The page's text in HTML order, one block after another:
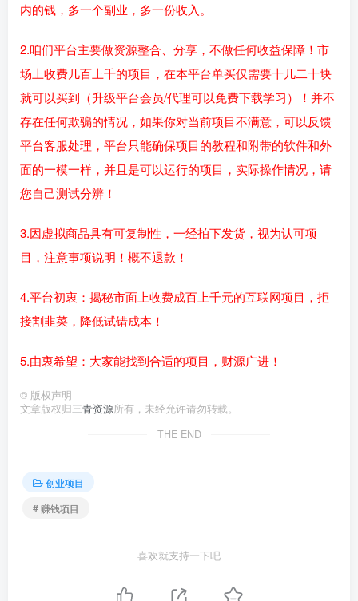
内的钱，多一个副业，多一份收入。
2.咱们平台主要做资源整合、分享，不做任何收益保障！市
场上收费几百上千的项目，在本平台单买仅需要十几二十块
就可以买到（升级平台会员/代理可以免费下载学习）！并不
存在任何欺骗的情况，如果你对当前项目不满意，可以反馈
平台客服处理，平台只能确保项目的教程和附带的软件和外
面的一模一样，并且是可以运行的项目，实际操作情况，请
您自己测试分辨！
3.因虚拟商品具有可复制性，一经拍下发货，视为认可项
目，注意事项说明！概不退款！
4.平台初衷：揭秘市面上收费成百上千元的互联网项目，拒
接割韭菜，降低试错成本！
5.由衷希望：大家能找到合适的项目，财源广进！
© 版权声明
文章版权归三青资源所有，未经允许请勿转载。
THE END
创业项目
# 赚钱项目
喜欢就支持一下吧